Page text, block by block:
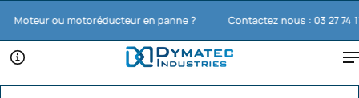
ou motoréducteur en panne ? Contactez nous : 03 27 74 11 65